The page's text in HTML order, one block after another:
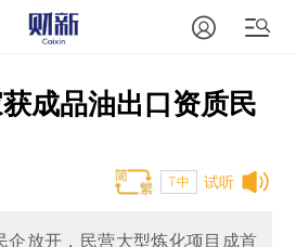
成品油出口资质民
试听
T中
企放开，民营大型炼化项目成首